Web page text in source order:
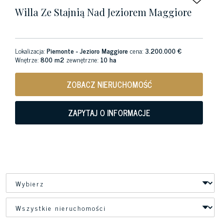
Willa Ze Stajnią Nad Jeziorem Maggiore
Lokalizacja:Piemonte - Jezioro Maggiorecena:3.200.000 €
Wnętrze:800 m2 zewnętrzne: 10 ha
ZOBACZ NIERUCHOMOŚĆ
ZAPYTAJ O INFORMACJE